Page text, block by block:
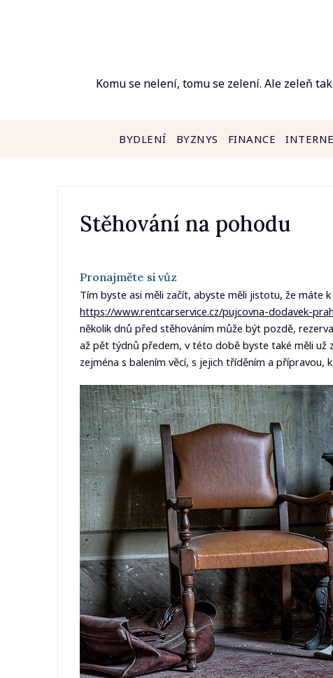
Komu se nelení, tomu se zelení. Ale zeleň
BYDLENÍ BYZNYS FINANCE
Stěhování na pohodu
Pronajměte si vůz
Tím byste asi měli začít, abyste měli jistotu, že máte
https://www.rentcarservice.cz/pujcovna-dodavek-
několik dnů před stěhováním může být pozdě,
až pět týdnů předem, v této době byste také měli
zejména s balením věcí, s jejich tříděním a přípravou,